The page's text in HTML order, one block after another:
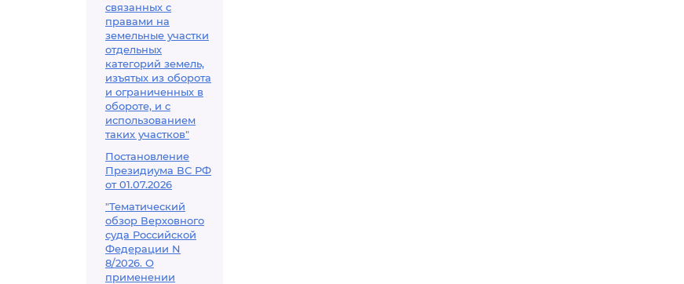
связанных с
правами на
земельные участки
отдельных
категорий земель,
изъятых из оборота
и ограниченных в
обороте, и с
использованием
таких участков"
Постановление
Президиума ВС РФ
от 01.07.2026
"Тематический
обзор Верховного
суда Российской
Федерации N
8/2026. О
применении